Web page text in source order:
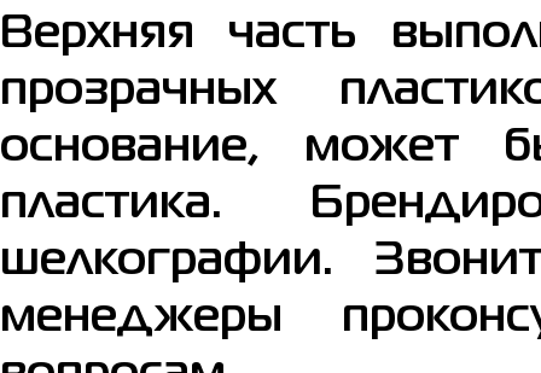
Верхняя часть
прозрачных
основание, может
пластика.
шелкографии.
менеджеры